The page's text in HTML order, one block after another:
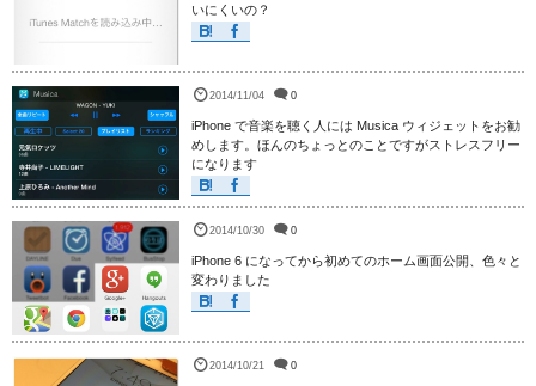
いにくいの？
2014/11/04 0
iPhone で音楽を聴く人には Musica ウィジェットをお勧
めします。ほんのちょっとのことですがストレスフリー
になります
2014/10/30 0
iPhone 6 になってから初めてのホーム画面公開、色々と
変わりました
2014/10/21 0